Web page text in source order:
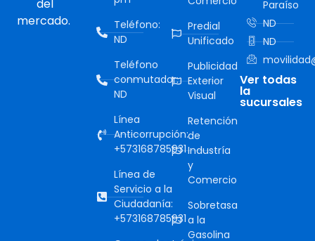
del
mercado.
Teléfono:
ND
Teléfono
conmutador:
ND
Línea
Anticorrupción:
+573168785931
Línea de
Servicio a la
Ciudadanía:
+573168785931
Predial
Unificado
Publicidad
Exterior
Visual
Retención
de
Industría
y
Comercio
Sobretasa
a la
Gasolina
Paraíso
ND
ND
Ver todas
la
sucursales